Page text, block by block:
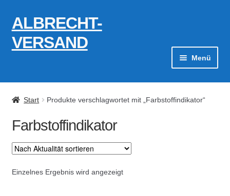
Zur
Navigation
springen
Zum
Inhalt
springen
ALBRECHT-
VERSAND
Menü
Zahlungsarten
Start Produkte verschlagwortet mit „Farbstoffindikator“
Farbstoffindikator
Einzelnes Ergebnis wird angezeigt